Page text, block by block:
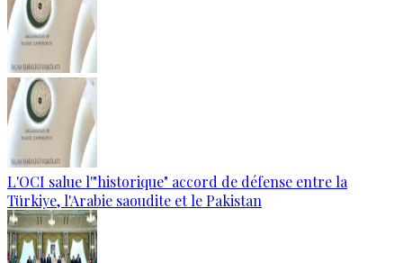
L'OCI salue l'"historique" accord de défense entre la
Türkiye, l'Arabie saoudite et le Pakistan